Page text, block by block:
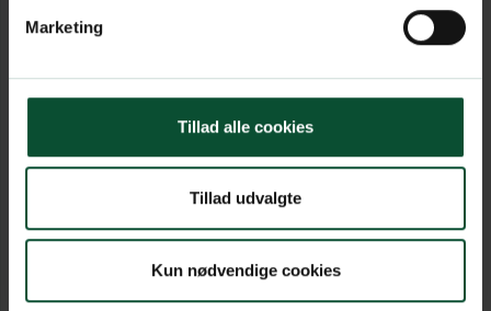
Marketing
Tillad alle cookies
Tillad udvalgte
Kun nødvendige cookies